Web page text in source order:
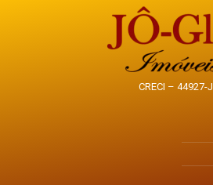
CRECI – 44927-J